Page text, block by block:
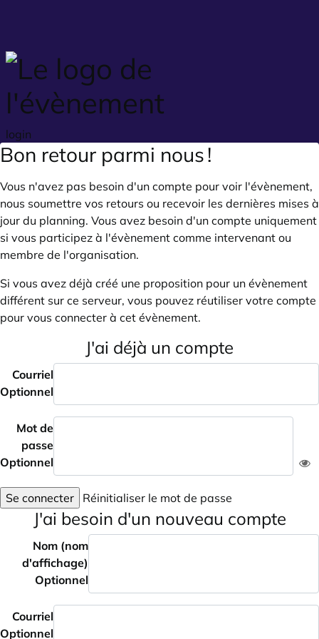
login
Bon retour parmi nous !
Vous n'avez pas besoin d'un compte pour voir l'évènement,
nous soumettre vos retours ou recevoir les dernières mises à
jour du planning. Vous avez besoin d'un compte uniquement
si vous participez à l'évènement comme intervenant ou
membre de l'organisation.
Si vous avez déjà créé une proposition pour un évènement
différent sur ce serveur, vous pouvez réutiliser votre compte
pour vous connecter à cet évènement.
J'ai déjà un compte
Courriel
Optionnel
Mot de
passe
Optionnel
Se connecter Réinitialiser le mot de passe
J'ai besoin d'un nouveau compte
Nom (nom
d'affichage)
Optionnel
Courriel
Optionnel